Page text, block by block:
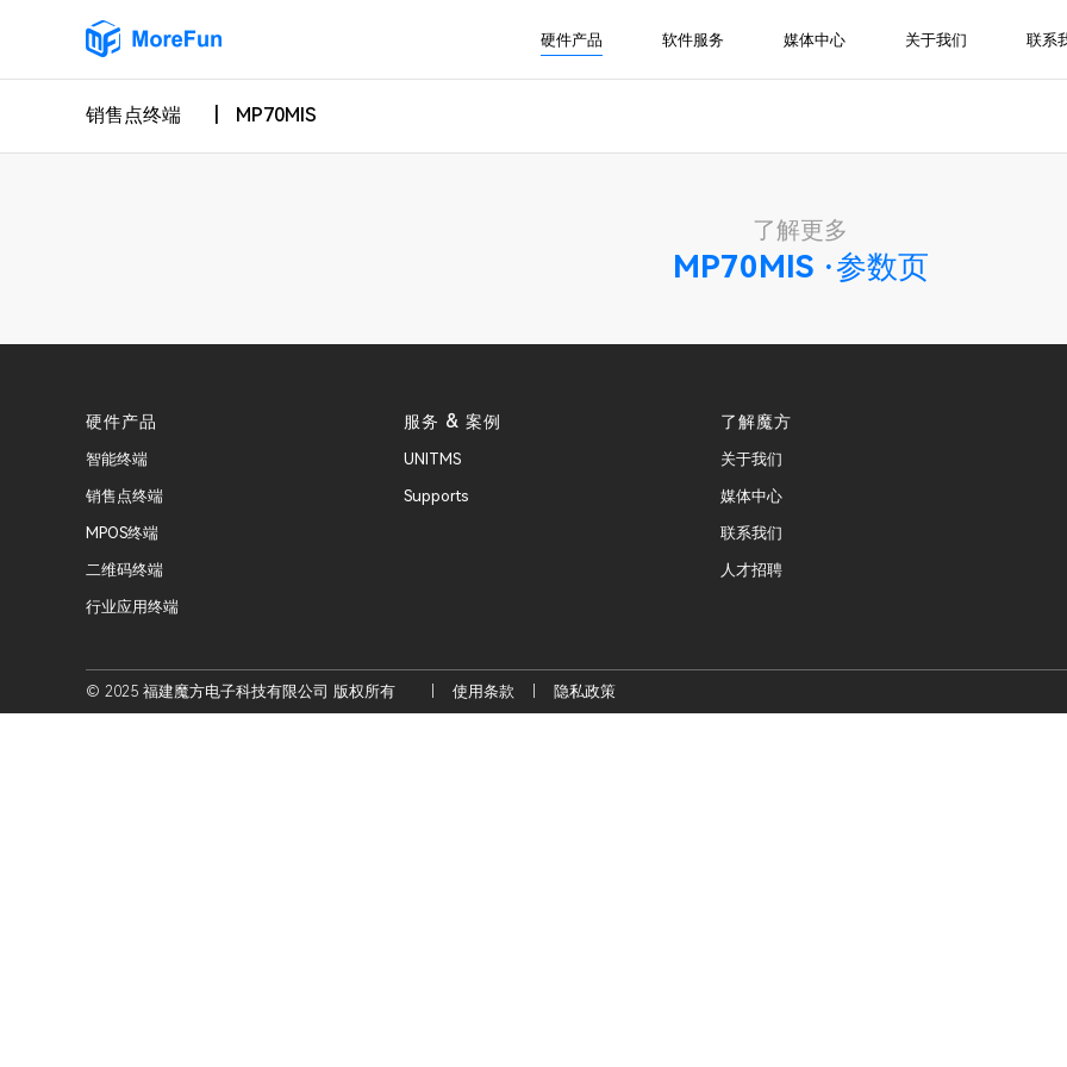
硬件产品 软件服务 媒体中心 关于我们 联系
销售点终端 MP70MIS
了解更多
MP70MIS ·参数页
硬件产品
智能终端
销售点终端
MPOS终端
二维码终端
行业应用终端
服务 & 案例
UNITMS
Supports
了解魔方
关于我们
媒体中心
联系我们
人才招聘
© 2025 福建魔方电子科技有限公司 版权所有 使用条款 隐私政策